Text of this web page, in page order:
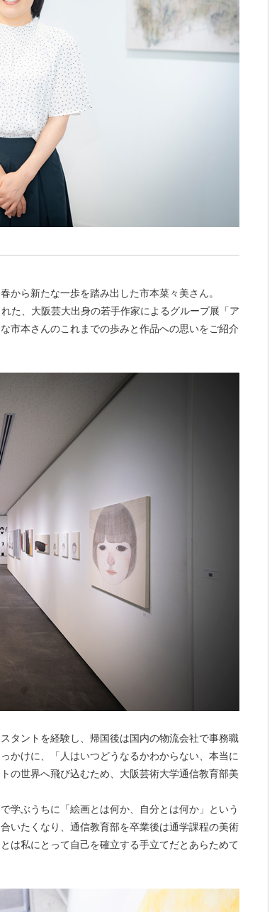
から新たな一歩を踏み出した市本菜々美さん。
た、大阪芸大出身の若手作家によるグループ展「ア
市本さんのこれまでの歩みと作品への思いをご紹介
タントを経験し、帰国後は国内の物流会社で事務職
かけに、「人はいつどうなるかわからない、本当に
の世界へ飛び込むため、大阪芸術大学通信教育部美
学ぶうちに「絵画とは何か、自分とは何か」という
いたくなり、通信教育部を卒業後は通学課程の美術
は私にとって自己を確立する手立てだとあらためて